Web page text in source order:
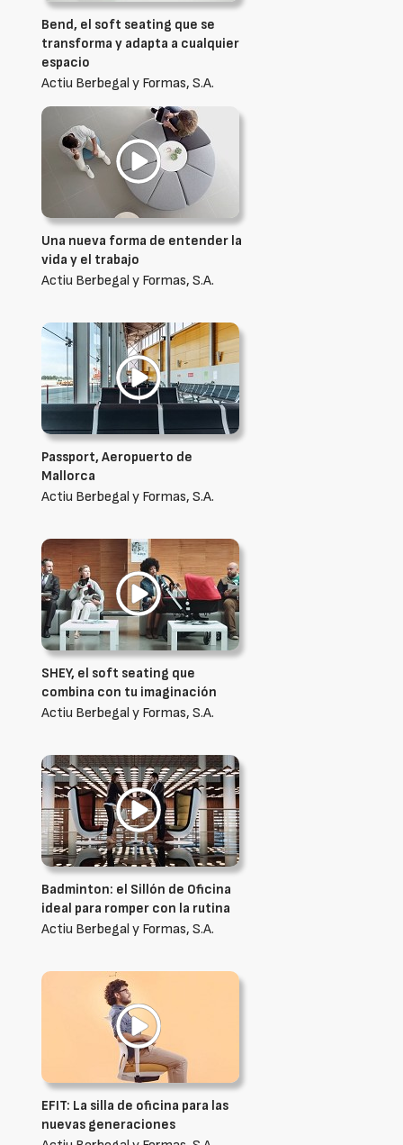
Bend, el soft seating que se
transforma y adapta a cualquier
espacio
Actiu Berbegal y Formas, S.A.
Una nueva forma de entender la
vida y el trabajo
Actiu Berbegal y Formas, S.A.
Passport, Aeropuerto de
Mallorca
Actiu Berbegal y Formas, S.A.
SHEY, el soft seating que
combina con tu imaginación
Actiu Berbegal y Formas, S.A.
Badminton: el Sillón de Oficina
ideal para romper con la rutina
Actiu Berbegal y Formas, S.A.
EFIT: La silla de oficina para las
nuevas generaciones